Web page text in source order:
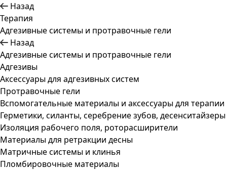
Назад
Терапия
Адгезивные системы и протравочные гели
Назад
Адгезивные системы и протравочные гели
Адгезивы
Аксессуары для адгезивных систем
Протравочные гели
Вспомогательные материалы и аксессуары для терапии
Герметики, силанты, серебрение зубов, десенситайзеры
Изоляция рабочего поля, роторасширители
Материалы для ретракции десны
Матричные системы и клинья
Пломбировочные материалы